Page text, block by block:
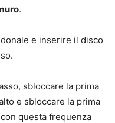
.
e inserire il disco
sbloccare la prima
e sbloccare la prima
questa frequenza